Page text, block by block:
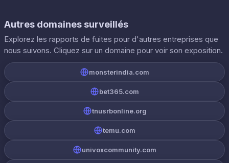
Autres domaines surveillés
Explorez les rapports de fuites pour d'autres entreprises que
nous suivons. Cliquez sur un domaine pour voir son exposition.
monsterindia.com
bet365.com
tnusrbonline.org
temu.com
univoxcommunity.com